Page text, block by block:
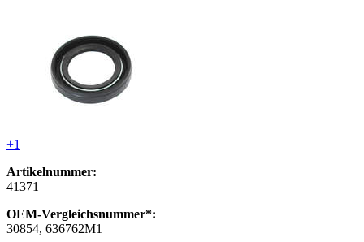
+1
Artikelnummer:
41371
OEM-Vergleichsnummer*:
30854, 636762M1